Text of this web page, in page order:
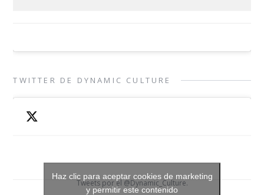
TWITTER DE DYNAMIC CULTURE
Tweets por el @Dynamic_Culture.
Haz clic para aceptar cookies de marketing
y permitir este contenido